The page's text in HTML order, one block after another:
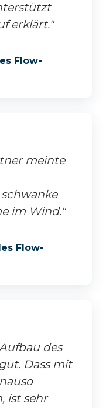
erklärt."
Flow-
meinte
im Wind."
Flow-
des
Dass mit
ist sehr